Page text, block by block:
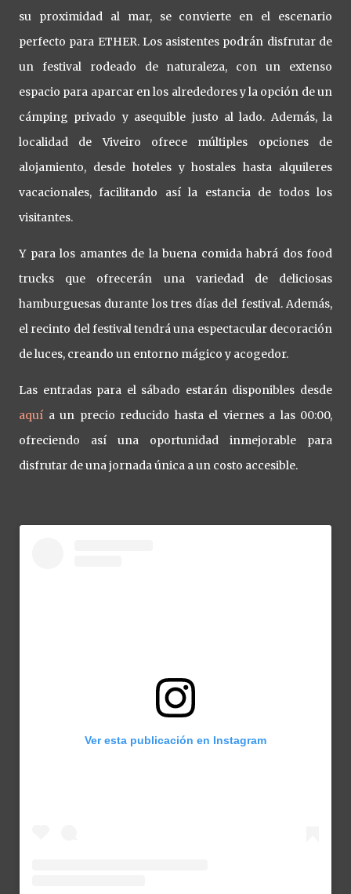
su proximidad al mar, se convierte en el escenario
perfecto para ETHER. Los asistentes podrán disfrutar de
un festival rodeado de naturaleza, con un extenso
espacio para aparcar en los alrededores y la opción de un
cámping privado y asequible justo al lado. Además, la
localidad de Viveiro ofrece múltiples opciones de
alojamiento, desde hoteles y hostales hasta alquileres
vacacionales, facilitando así la estancia de todos los
visitantes.
Y para los amantes de la buena comida habrá dos food
trucks que ofrecerán una variedad de deliciosas
hamburguesas durante los tres días del festival. Además,
el recinto del festival tendrá una espectacular decoración
de luces, creando un entorno mágico y acogedor.
Las entradas para el sábado estarán disponibles desde
aquí a un precio reducido hasta el viernes a las 00:00,
ofreciendo así una oportunidad inmejorable para
disfrutar de una jornada única a un costo accesible.
Ver esta publicación en Instagram